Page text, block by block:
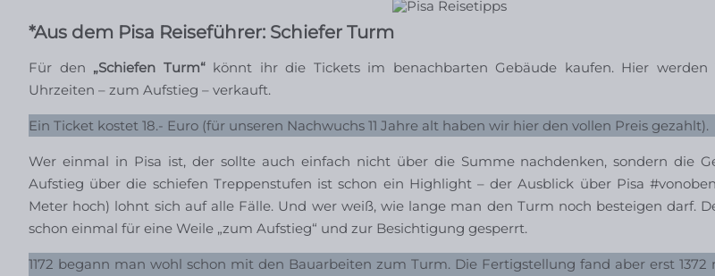
*Aus dem Pisa Reiseführer: Schiefer Turm
Für den „Schiefen Turm“könnt ihr die Tickets im benachbarten Gebäude kaufen. Hier werden
Uhrzeiten – zum Aufstieg – verkauft.
Ein Ticket kostet 18.- Euro (für unseren Nachwuchs 11 Jahre alt haben wir hier den vollen Preis gezahlt).
Wer einmal in Pisa ist, der sollte auch einfach nicht über die Summe nachdenken, sondern die
Aufstieg über die schiefen Treppenstufen ist schon ein Highlight – der Ausblick über Pisa
Meter hoch) lohnt sich auf alle Fälle. Und wer weiß, wie lange man den Turm noch besteigen darf.
schon einmal für eine Weile „zum Aufstieg“ und zur Besichtigung gesperrt.
1172 begann man wohl schon mit den Bauarbeiten zum Turm. Die Fertigstellung fand aber erst